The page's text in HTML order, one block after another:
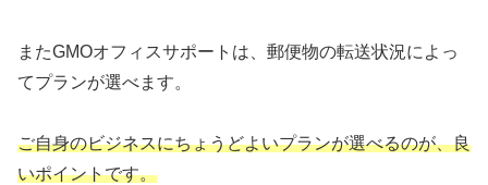
またGMOオフィスサポートは、郵便物の転送状況によっ
てプランが選べます。
ご自身のビジネスにちょうどよいプランが選べるのが、良
いポイントです。